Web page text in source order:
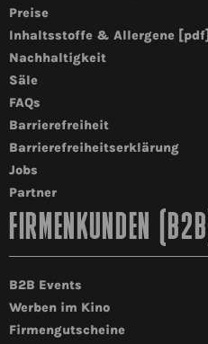
Preise
Inhaltsstoffe & Allergene [pdf]
Nachhaltigkeit
Säle
FAQs
Barrierefreiheit
Barrierefreiheitserklärung
Jobs
Partner
FIRMENKUNDEN (B2B)
B2B Events
Werben im Kino
Firmengutscheine